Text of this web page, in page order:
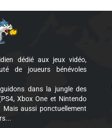
dédié aux jeux vidéo,
de joueurs bénévoles
dans la jungle des
Xbox One et Nintendo
aussi ponctuellement